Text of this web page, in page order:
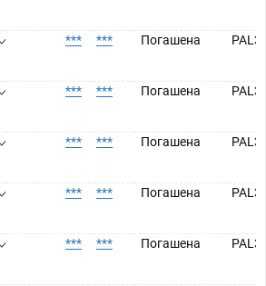
*** *** Погашена
*** *** Погашена
*** *** Погашена
*** *** Погашена
*** *** Погашена